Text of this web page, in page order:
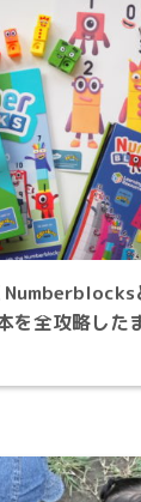
全攻略した